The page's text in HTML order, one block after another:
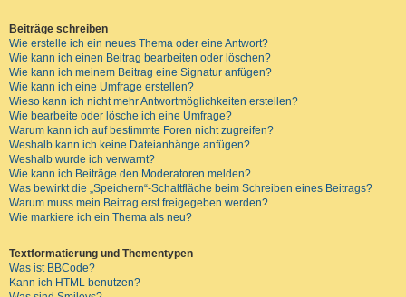
Beiträge schreiben
Wie erstelle ich ein neues Thema oder eine Antwort?
Wie kann ich einen Beitrag bearbeiten oder löschen?
Wie kann ich meinem Beitrag eine Signatur anfügen?
Wie kann ich eine Umfrage erstellen?
Wieso kann ich nicht mehr Antwortmöglichkeiten erstellen?
Wie bearbeite oder lösche ich eine Umfrage?
Warum kann ich auf bestimmte Foren nicht zugreifen?
Weshalb kann ich keine Dateianhänge anfügen?
Weshalb wurde ich verwarnt?
Wie kann ich Beiträge den Moderatoren melden?
Was bewirkt die „Speichern“-Schaltfläche beim Schreiben eines Beitrags?
Warum muss mein Beitrag erst freigegeben werden?
Wie markiere ich ein Thema als neu?
Textformatierung und Thementypen
Was ist BBCode?
Kann ich HTML benutzen?